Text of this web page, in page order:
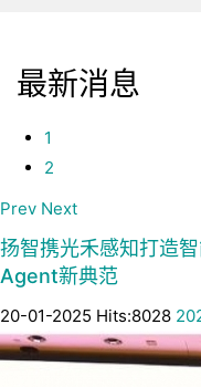
最新消息
1
2
Prev Next
扬智携光禾感知打造
Agent新典范
20-01-2025 Hits:8028